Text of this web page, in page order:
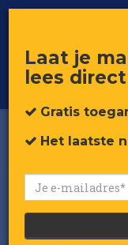
Voor professionals in
Laat je
lees
Gratis
Het laatste